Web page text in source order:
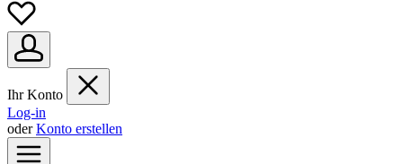
Ihr Konto
Log-in
oderKonto erstellen